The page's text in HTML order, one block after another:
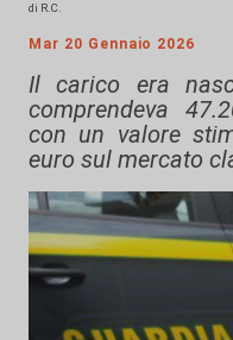
di R.C.
Mar 20 Gennaio 2026
Il carico era
comprendeva
con un valore
euro sul mercato